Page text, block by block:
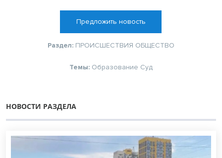
Предложить новость
Раздел: ПРОИСШЕСТВИЯ ОБЩЕСТВО
Темы: Образование Суд
НОВОСТИ РАЗДЕЛА